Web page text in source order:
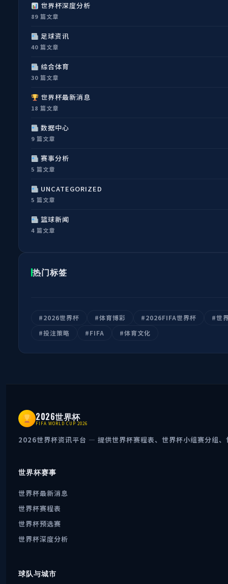
世界杯深度分析
89 篇文章
足球资讯
40 篇文章
综合体育
30 篇文章
世界杯最新消息
18 篇文章
数据中心
9 篇文章
赛事分析
5 篇文章
UNCATEGORIZED
5 篇文章
篮球新闻
4 篇文章
热门标签
#2026世界杯 #体育博彩 #2026FIFA世界杯
#世
#投注策略
#FIFA #体育文化
2026世界杯
FIFA WORLD CUP 2026
2026世界杯资讯平台 — 提供世界杯赛程表、世界杯小组赛分组
世界杯赛事
世界杯最新消息
世界杯赛程表
世界杯预选赛
世界杯深度分析
球队与城市